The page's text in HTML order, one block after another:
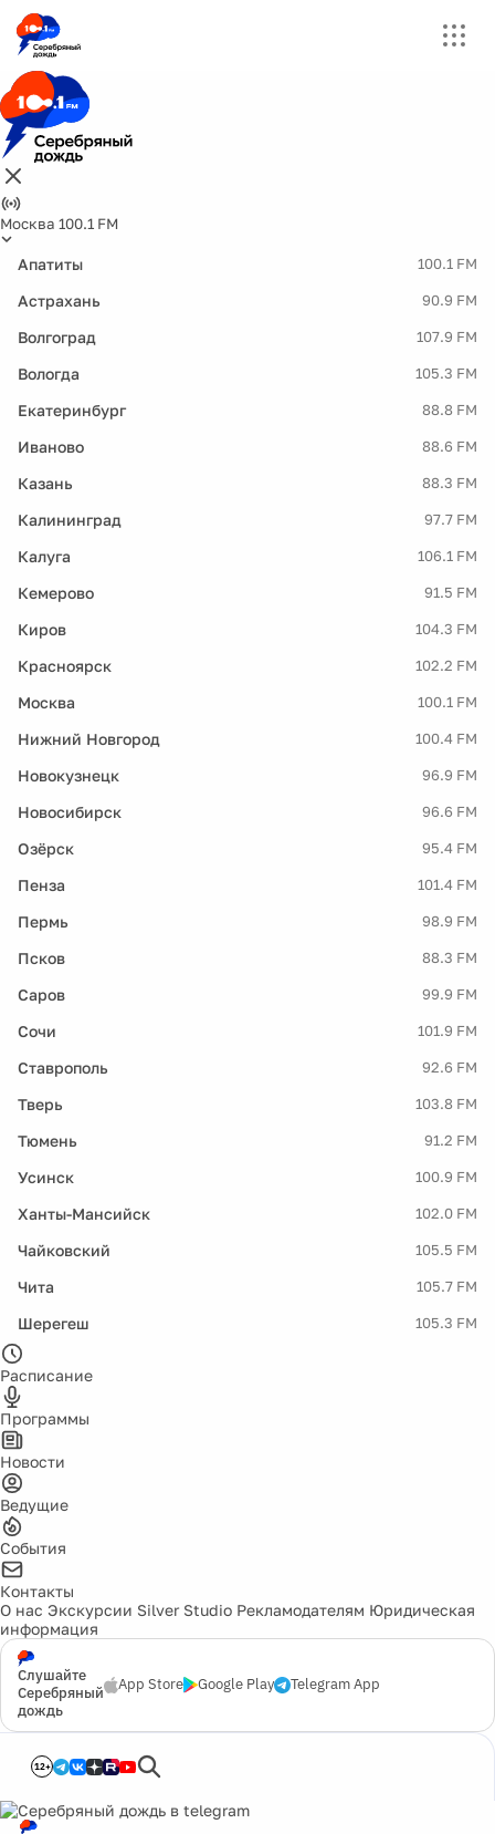
Москва 100.1 FM
Апатиты 100.1 FM
Астрахань 90.9 FM
Волгоград 107.9 FM
Вологда 105.3 FM
Екатеринбург 88.8 FM
Иваново 88.6 FM
Казань 88.3 FM
Калининград 97.7 FM
Калуга 106.1 FM
Кемерово 91.5 FM
Киров 104.3 FM
Красноярск 102.2 FM
Москва 100.1 FM
Нижний Новгород 100.4 FM
Новокузнецк 96.9 FM
Новосибирск 96.6 FM
Озёрск 95.4 FM
Пенза 101.4 FM
Пермь 98.9 FM
Псков 88.3 FM
Саров 99.9 FM
Сочи 101.9 FM
Ставрополь 92.6 FM
Тверь 103.8 FM
Тюмень 91.2 FM
Усинск 100.9 FM
Ханты-Мансийск 102.0 FM
Чайковский 105.5 FM
Чита 105.7 FM
Шерегеш 105.3 FM
Расписание
Программы
Новости
Ведущие
События
Контакты
О нас Экскурсии Silver Studio Рекламодателям Юридическая
информация
Слушайте
Серебряный
дождь
App Store Google Play Telegram App
12+